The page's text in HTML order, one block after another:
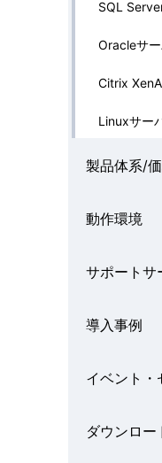
SQL
Oracleサ
Citrix
Linuxサー
製品体系/
動作環境
サポートサ
導入事例
イベント・
ダウンロー